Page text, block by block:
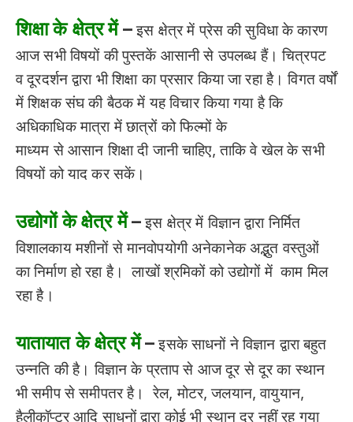
शिक्षा के क्षेत्र में–इस क्षेत्र में प्रेस की सुविधा के कारण
आज सभी विषयों की पुस्तकें आसानी से उपलब्ध हैं। चित्रपट
व दूरदर्शन द्वारा भी शिक्षा का प्रसार किया जा रहा है। विगत वर्षों
में शिक्षक संघ की बैठक में यह विचार किया गया है कि
अधिकाधिक मात्रा में छात्रों को फिल्मों के
माध्यम से आसान शिक्षा दी जानी चाहिए, ताकि वे खेल के सभी
विषयों को याद कर सकें।
उद्योगों के क्षेत्र में–इस क्षेत्र में विज्ञान द्वारा निर्मित
विशालकाय मशीनों से मानवोपयोगी अनेकानेक अद्भुत वस्तुओं
का निर्माण हो रहा है। लाखों श्रमिकों को उद्योगों में काम मिल
रहा है।
यातायात के क्षेत्र में–इसके साधनों ने विज्ञान द्वारा बहुत
उन्नति की है। विज्ञान के प्रताप से आज दूर से दूर का स्थान
भी समीप से समीपतर है। रेल, मोटर, जलयान, वायुयान,
हैलीकॉप्टर आदि साधनों द्वारा कोई भी स्थान दूर नहीं रह गया